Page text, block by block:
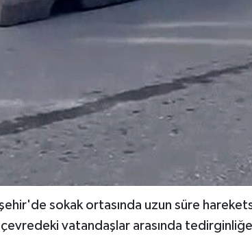
sokak ortasında uzun süre
çevredeki vatandaşlar arasında